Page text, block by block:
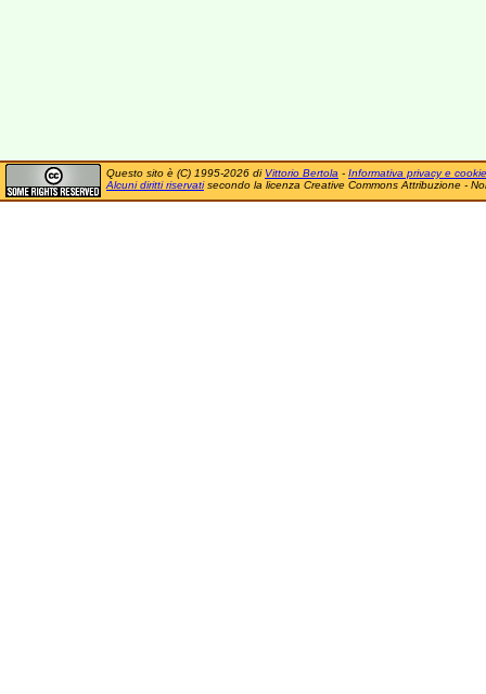
Questo sito è (C) 1995-2026 di Vittorio Bertola - Informativa privacy e cookie
Alcuni diritti riservatisecondo la licenza Creative Commons Attribuzione -